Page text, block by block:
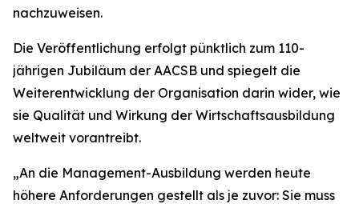
nachzuweisen.
Die Veröffentlichung erfolgt pünktlich zum 110-
jährigen Jubiläum der AACSB und spiegelt die
Weiterentwicklung der Organisation darin wider, wie
sie Qualität und Wirkung der Wirtschaftsausbildung
weltweit vorantreibt.
„An die Management-Ausbildung werden heute
höhere Anforderungen gestellt als je zuvor: Sie muss